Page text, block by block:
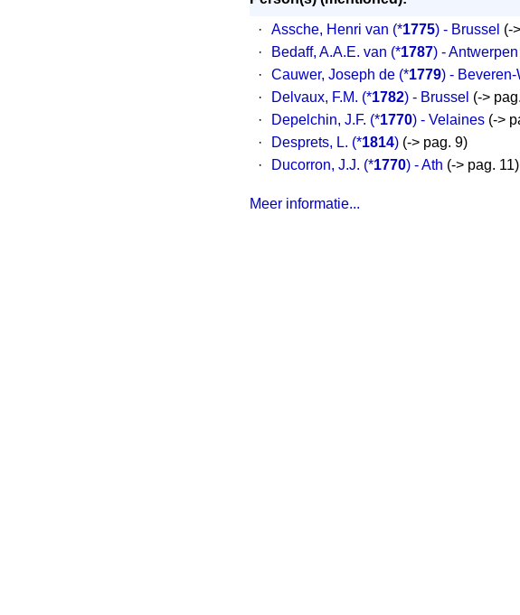
·
Assche, Henri van (*1775) - Brussel (-
·
Bedaff, A.A.E. van (*1787) - Antwerpen
·
Cauwer, Joseph de (*1779) - Beveren-
·
Delvaux, F.M. (*1782) - Brussel (->
·
Depelchin, J.F. (*1770) - Velaines (->
·
Desprets, L. (*1814) (-> pag. 9)
·
Ducorron, J.J. (*1770) - Ath (-> pag. 11)
Meer informatie...